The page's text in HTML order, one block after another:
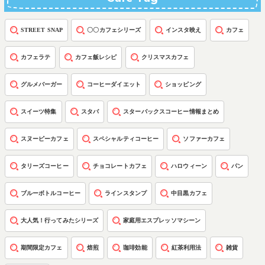
STREET SNAP 〇〇カフェシリーズ インスタ映え カフェ
カフェラテ カフェ飯レシピ クリスマスカフェ
グルメバーガー コーヒーダイエット ショッピング
スイーツ特集 スタバ スターバックスコーヒー情報まとめ
スヌーピーカフェ スペシャルティコーヒー ソファーカフェ
タリーズコーヒー チョコレートカフェ ハロウィーン パン
ブルーボトルコーヒー ラインスタンプ 中目黒カフェ
大人気！行ってみたシリーズ 家庭用エスプレッソマシーン
期間限定カフェ 焙煎 珈琲効能 紅茶利用法 雑貨